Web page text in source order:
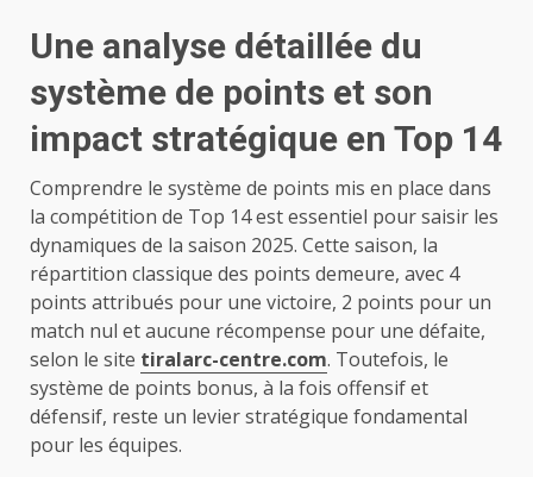
Une analyse détaillée du
système de points et son
impact stratégique en Top 14
Comprendre le système de points mis en place dans
la compétition de Top 14 est essentiel pour saisir les
dynamiques de la saison 2025. Cette saison, la
répartition classique des points demeure, avec 4
points attribués pour une victoire, 2 points pour un
match nul et aucune récompense pour une défaite,
selon le site tiralarc-centre.com. Toutefois, le
système de points bonus, à la fois offensif et
défensif, reste un levier stratégique fondamental
pour les équipes.